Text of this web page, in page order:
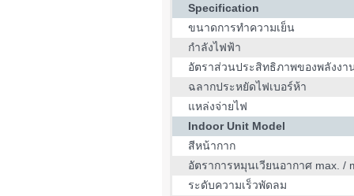
Specification
ขนาดการทำความเย็น
กำลังไฟฟ้า
อัตราส่วนประสิทธิภาพของพลังงา
ฉลากประหยัดไฟเบอร์ห้า
แหล่งจ่ายไฟ
Indoor Unit Model
สีหน้ากาก
อัตราการหมุนเวียนอากาศ max. /
ระดับความเร็วพัดลม